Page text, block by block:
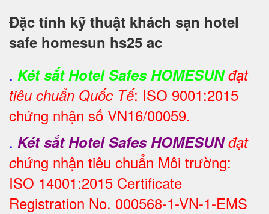
Đặc tính kỹ thuật khách sạn hotel
safe homesun hs25 ac
. Két sắt Hotel Safes HOMESUNđạt
tiêu chuẩn Quốc Tế: ISO 9001:2015
chứng nhận số VN16/00059.
. Két sắt Hotel Safes HOMESUNđạt
chứng nhận tiêu chuẩn Môi trường:
ISO 14001:2015 Certificate
Registration No. 000568-1-VN-1-EMS